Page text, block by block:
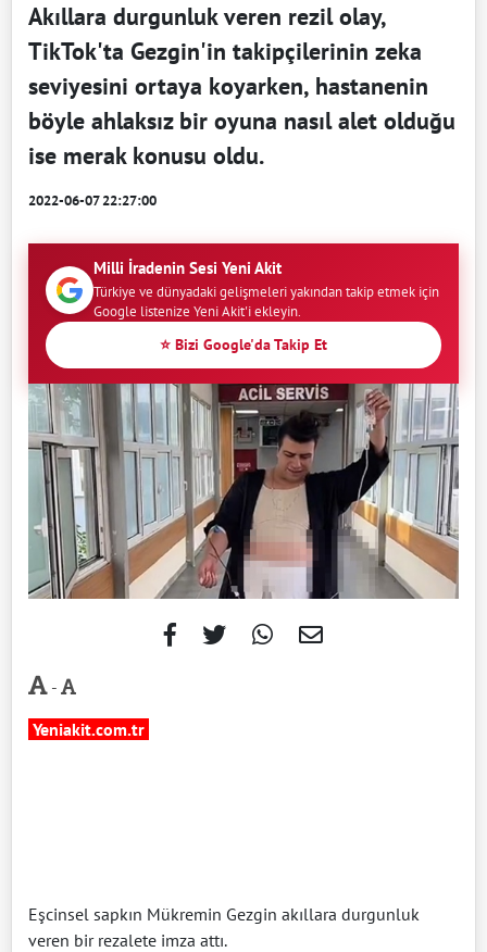
Akıllara durgunluk veren rezil olay,
TikTok'ta Gezgin'in takipçilerinin zeka
seviyesini ortaya koyarken, hastanenin
böyle ahlaksız bir oyuna nasıl alet olduğu
ise merak konusu oldu.
2022-06-07 22:27:00
Milli İradenin Sesi Yeni Akit
Türkiye ve dünyadaki gelişmeleri yakından takip etmek için
Google listenize Yeni Akit'i ekleyin.
⭐ Bizi Google'da Takip Et
-
Yeniakit.com.tr
Eşcinsel sapkın Mükremin Gezgin akıllara durgunluk
veren bir rezalete imza attı.